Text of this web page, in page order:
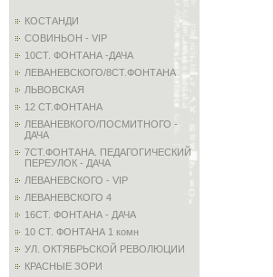
КОСТАНДИ
СОВИНЬОН - VIP
10СТ. ФОНТАНА -ДАЧА
ЛЕВАНЕВСКОГО/8СТ.ФОНТАНА
ЛЬВОВСКАЯ
12 СТ.ФОНТАНА
ЛЕВАНЕВКОГО/ПОСМИТНОГО -
ДАЧА
7СТ.ФОНТАНА. ПЕДАГОГИЧЕСКИЙ
ПЕРЕУЛОК - ДАЧА
ЛЕВАНЕВСКОГО - VIP
ЛЕВАНЕВСКОГО 4
16СТ. ФОНТАНА - ДАЧА
10 СТ. ФОНТАНА 1 комн
УЛ. ОКТЯБРЬСКОЙ РЕВОЛЮЦИИ
КРАСНЫЕ ЗОРИ